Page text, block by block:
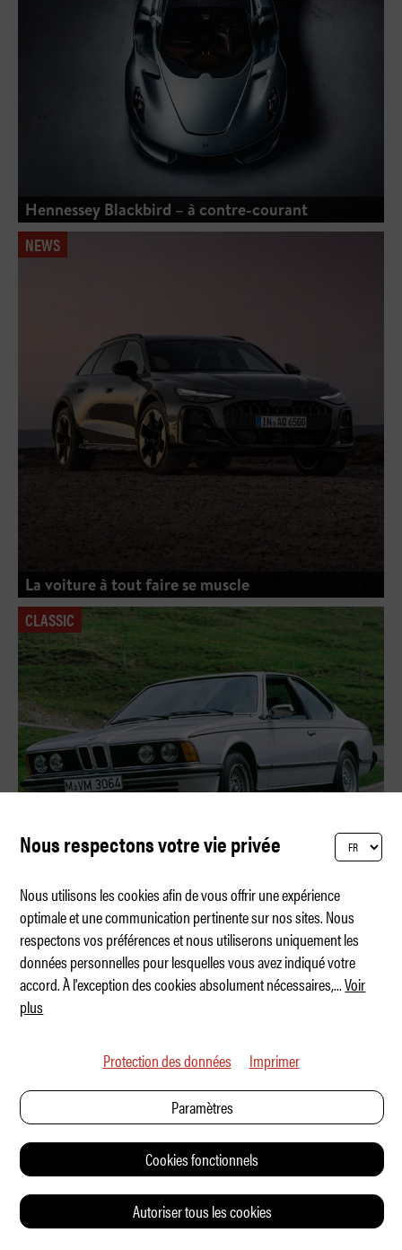
Hennessey Blackbird – à contre-courant
NEWS
La voiture à tout faire se muscle
CLASSIC
Joyeux anniversaire, vieux requin !
Nous respectons votre vie privée
Nous utilisons les cookies afin de vous offrir une expérience
optimale et une communication pertinente sur nos sites. Nous
respectons vos préférences et nous utiliserons uniquement les
données personnelles pour lesquelles vous avez indiqué votre
accord. À l'exception des cookies absolument nécessaires,...Voir
plus
Protection des données Imprimer
Paramètres
Cookies fonctionnels
Autoriser tous les cookies